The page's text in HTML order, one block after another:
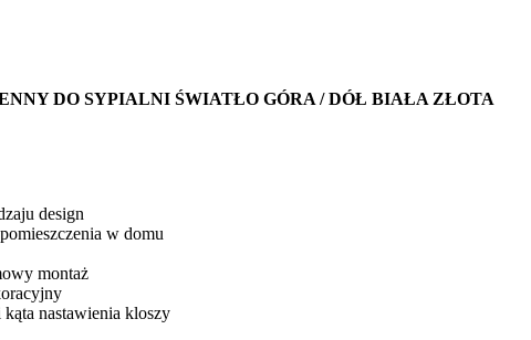
DO SYPIALNI ŚWIATŁO GÓRA / DÓŁ BIAŁA ZŁOTA
design
w domu
montaż
nastawienia kloszy